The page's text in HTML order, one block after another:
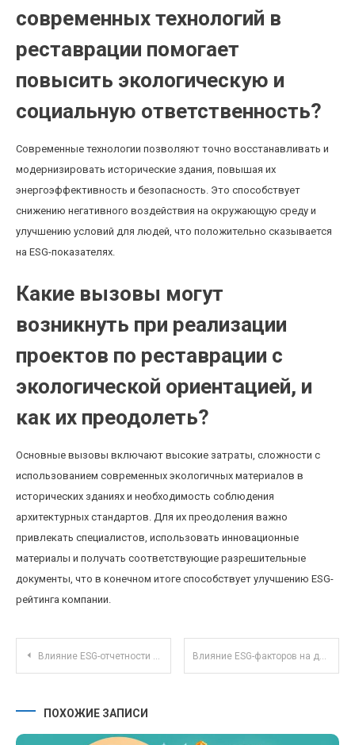
современных технологий в
реставрации помогает
повысить экологическую и
социальную ответственность?
Современные технологии позволяют точно восстанавливать и
модернизировать исторические здания, повышая их
энергоэффективность и безопасность. Это способствует
снижению негативного воздействия на окружающую среду и
улучшению условий для людей, что положительно сказывается
на ESG-показателях.
Какие вызовы могут
возникнуть при реализации
проектов по реставрации с
экологической ориентацией, и
как их преодолеть?
Основные вызовы включают высокие затраты, сложности с
использованием современных экологичных материалов в
исторических зданиях и необходимость соблюдения
архитектурных стандартов. Для их преодоления важно
привлекать специалистов, использовать инновационные
материалы и получать соответствующие разрешительные
документы, что в конечном итоге способствует улучшению ESG-
рейтинга компании.
Навигация по записям
Влияние ESG-отчетности на стратегию инвестирования в 2025 году Влияние ESG-факторов на доходность корпоративных облигаций: тренды 2025 года
ПОХОЖИЕ ЗАПИСИ